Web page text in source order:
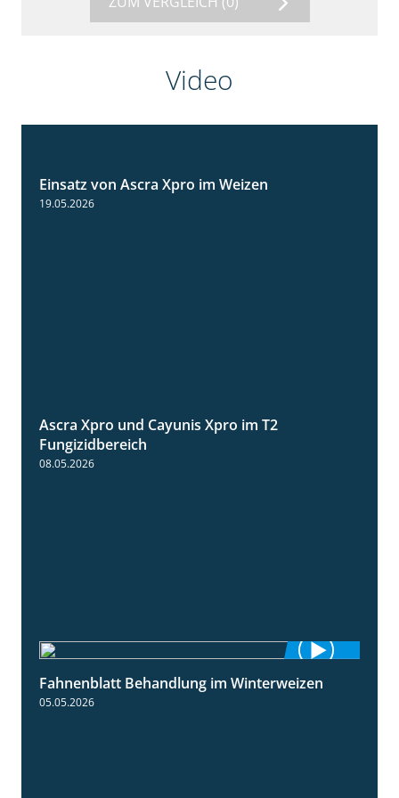
Video
Einsatz von Ascra Xpro im Weizen
19.05.2026
Ascra Xpro und Cayunis Xpro im T2
Fungizidbereich
08.05.2026
0:53
Fahnenblatt Behandlung im Winterweizen
05.05.2026